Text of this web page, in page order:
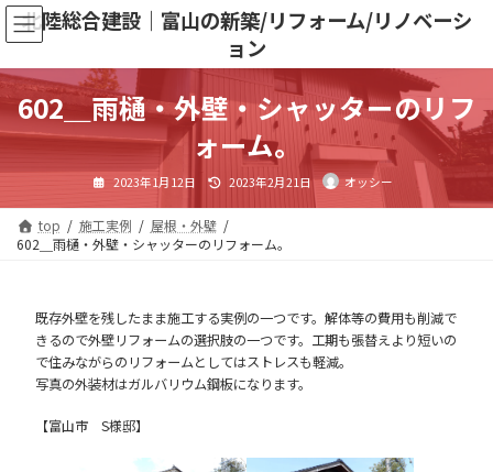
コ
テ
ン
ツ
ス
ナ
ゲ
ー
シ
ン
北陸総合建設｜富山の新築/リフォーム/リノベーシ
ョン
602＿雨樋・外壁・シャッターのリフ
ォーム。
2023年1月12日 最
終
新
日
:
2023年2月21日 オッシー
top 施工実例
屋根・外壁
602＿雨樋・外壁・シャッターのリフォーム。
既存外壁を残したまま施工する実例の一つです。解体等の費用も削減で
きるので外壁リフォームの選択肢の一つです。工期も張替えより短いの
で住みながらのリフォームとしてはストレスも軽減。
写真の外装材はガルバリウム鋼板になります。
【富山市 S様邸】